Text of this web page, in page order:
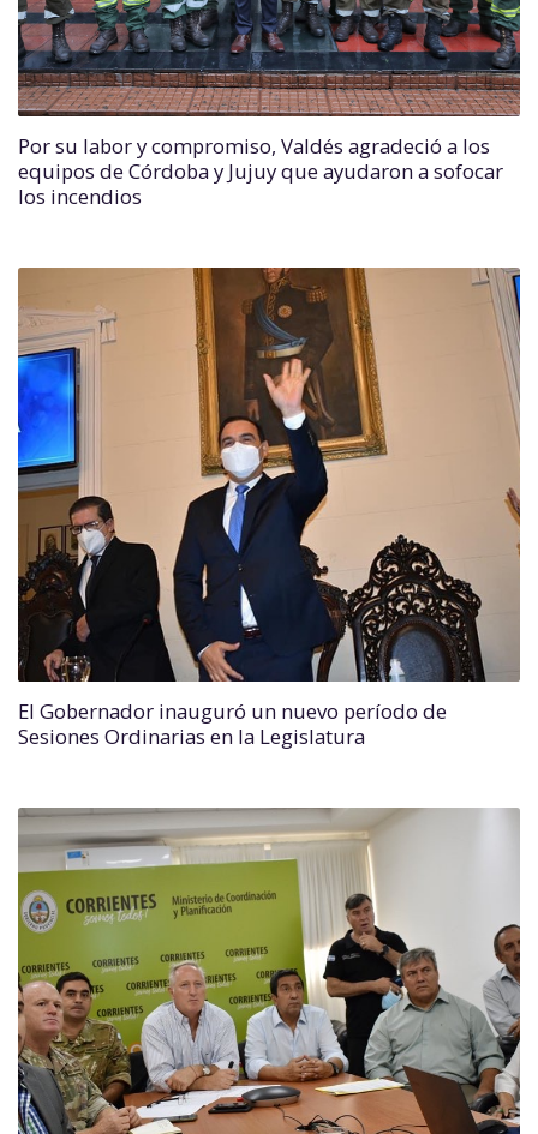
Por su labor y compromiso, Valdés agradeció a los
equipos de Córdoba y Jujuy que ayudaron a sofocar
los incendios
El Gobernador inauguró un nuevo período de
Sesiones Ordinarias en la Legislatura